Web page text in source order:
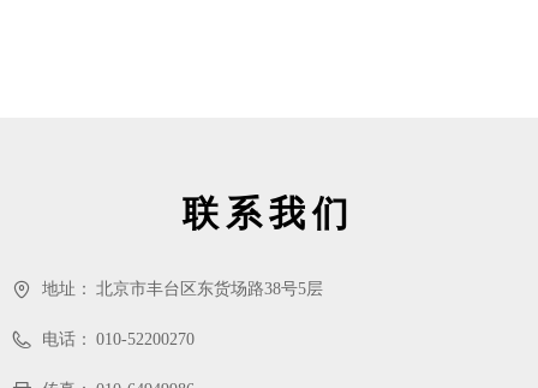
地址： 北京市丰台区东货场路38号5层
电话： 010-52200270
联系我们